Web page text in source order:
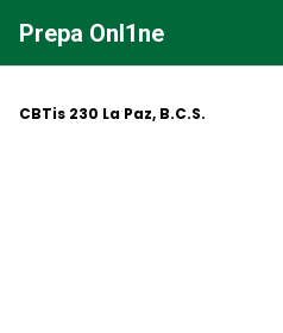
contenido
Prepa Onl1ne
CBTis 230 La Paz, B.C.S.